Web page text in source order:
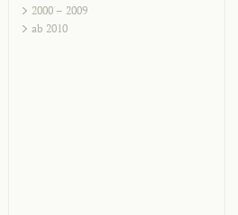
2000 – 2009
ab 2010